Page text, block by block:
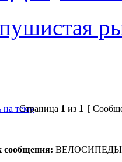
Страница 1 из 1 [
сообщения: ВЕЛОСИПЕДЫ,